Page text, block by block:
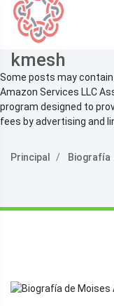
kmesh
Some posts may contain
Amazon Services LLC
program designed to
fees by advertising and
Principal Biografía